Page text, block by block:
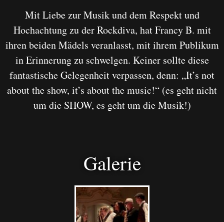
Mit Liebe zur Musik und dem Respekt und
Hochachtung zu der Rockdiva, hat Francy B. mit
ihren beiden Mädels veranlasst, mit ihrem Publikum
in Erinnerung zu schwelgen. Keiner sollte diese
fantastische Gelegenheit verpassen, denn: „It’s not
about the show, it’s about the music!“ (es geht nicht
um die SHOW, es geht um die Musik!)
Galerie